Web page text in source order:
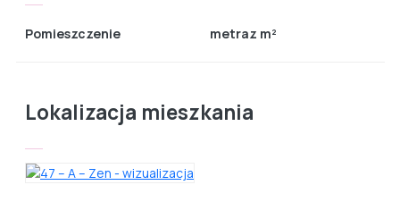
Pomieszczenie metraz m²
Lokalizacja mieszkania